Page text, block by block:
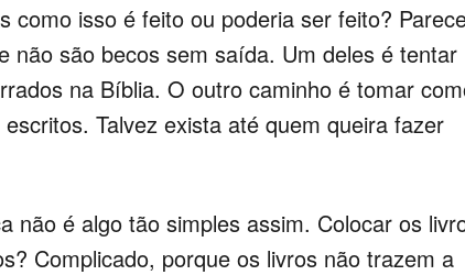
como isso é feito ou poderia ser feito?
não são becos sem saída. Um deles é tentar
na Bíblia. O outro caminho é tomar
Talvez exista até quem queira fazer
não é algo tão simples assim. Colocar os
Complicado, porque os livros não trazem a